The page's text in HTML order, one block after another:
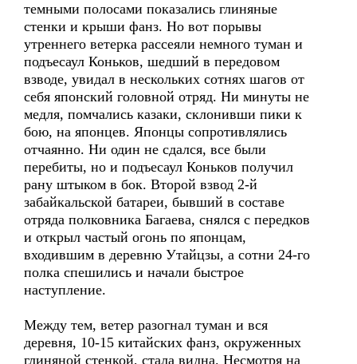
темными полосами показались глиняные
стенки и крыши фанз. Но вот порывы
утреннего ветерка рассеяли немного туман и
подъесаул Коньков, шедший в передовом
взводе, увидал в нескольких сотнях шагов от
себя японский головной отряд. Ни минуты не
медля, помчались казаки, склонивши пики к
бою, на японцев. Японцы сопротивлялись
отчаянно. Ни один не сдался, все были
перебиты, но и подъесаул Коньков получил
рану штыком в бок. Второй взвод 2-й
забайкальской батареи, бывший в составе
отряда полковника Багаева, снялся с передков
и открыл частый огонь по японцам,
входившим в деревню Утайцзы, а сотни 24-го
полка спешились и начали быстрое
наступление.
Между тем, ветер разогнал туман и вся
деревня, 10-15 китайских фанз, окруженных
глиняной стенкой, стала видна. Несмотря на